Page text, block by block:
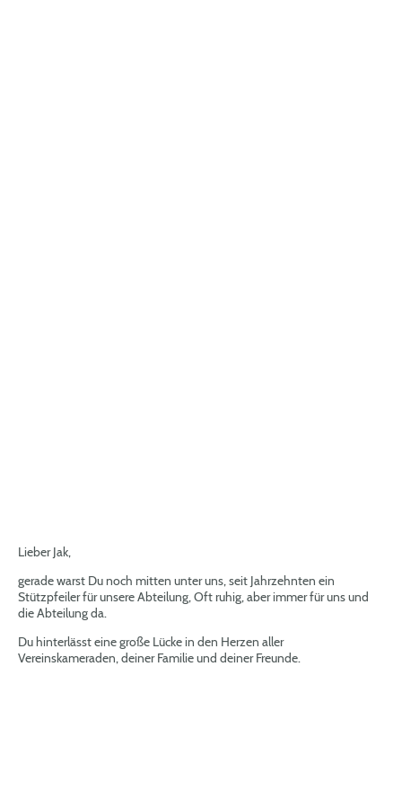
Lieber Jak,
gerade warst Du noch mitten unter uns, seit Jahrzehnten ein
Stützpfeiler für unsere Abteilung, Oft ruhig, aber immer für uns und
die Abteilung da.
Du hinterlässt eine große Lücke in den Herzen aller
Vereinskameraden, deiner Familie und deiner Freunde.